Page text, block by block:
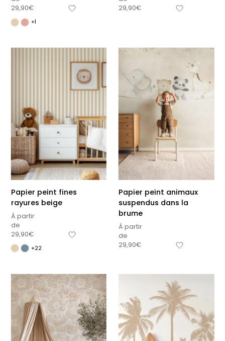
29,90€
+1
29,90€
Papier peint fines
rayures beige
À partir
de
29,90€
+22
Papier peint animaux
suspendus dans la
brume
À partir
de
29,90€